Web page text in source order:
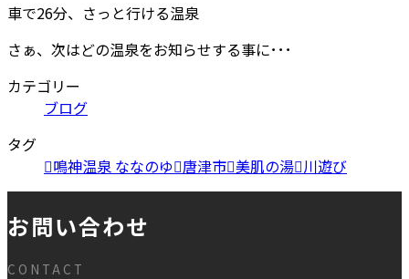
車で26分、さっと行ける温泉
さぁ、次はどの温泉をお知らせする事に･･･
カテゴリー
ブログ
タグ
鳴神温泉 ななのゆ 唐津市 美肌の湯 川遊び
お問い合わせ
CONTACT